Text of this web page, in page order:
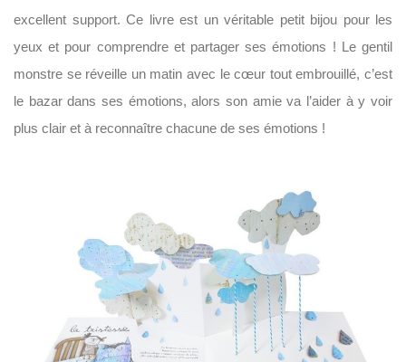
excellent support. Ce livre est un véritable petit bijou pour les
yeux et pour comprendre et partager ses émotions ! Le gentil
monstre se réveille un matin avec le cœur tout embrouillé, c’est
le bazar dans ses émotions, alors son amie va l’aider à y voir
plus clair et à reconnaître chacune de ses émotions !